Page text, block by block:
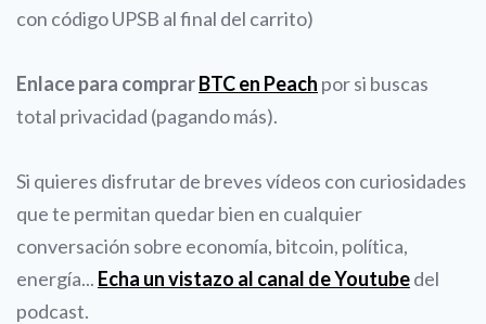
con código UPSB al final del carrito)
Enlace para comprarBTC en Peach por si buscas
total privacidad (pagando más).
Si quieres disfrutar de breves vídeos con curiosidades
que te permitan quedar bien en cualquier
conversación sobre economía, bitcoin, política,
energía... Echa un vistazo al canal de Youtubedel
podcast.